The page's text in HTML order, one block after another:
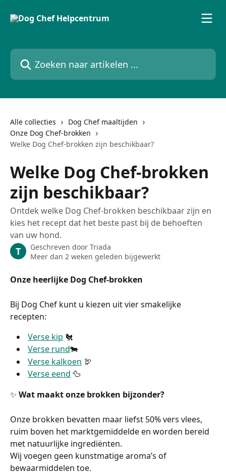
Zoeken naar artikelen ...
Alle collecties
Dog Chef maaltijden
Onze Dog Chef-brokken
Welke Dog Chef-brokken zijn beschikbaar?
Welke Dog Chef-brokken
zijn beschikbaar?
Ontdek welke Dog Chef-brokken beschikbaar zijn en
kies het recept dat het beste past bij de behoeften
van uw hond.
T Geschreven door Triada
Meer dan 2 weken geleden bijgewerkt
Onze heerlijke Dog Chef-brokken
Bij Dog Chef kunt u kiezen uit vier smakelijke
recepten:
Verse kip 🐔
Verse rund🐄
Verse kalkoen 🦃
Verse eend 🦆
✨ Wat maakt onze brokken bijzonder?
Onze brokken bevatten maar liefst 50% vers vlees,
ruim boven het marktgemiddelde en worden bereid
met natuurlijke ingrediënten.
Wij voegen geen kunstmatige aroma’s of
bewaarmiddelen toe.